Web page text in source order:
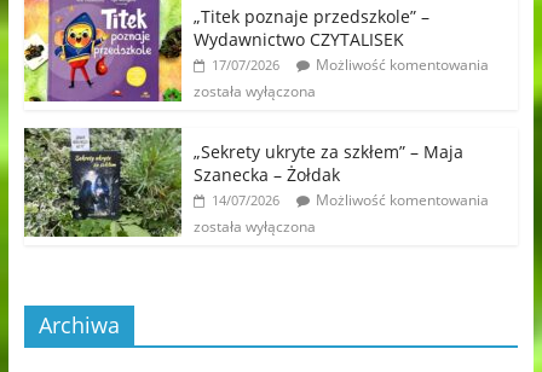
„Titek poznaje przedszkole” –
Wydawnictwo CZYTALISEK
17/07/2026
Możliwość komentowania
została wyłączona
„Sekrety ukryte za szkłem” – Maja
Szanecka – Żołdak
14/07/2026
Możliwość komentowania
została wyłączona
Archiwa